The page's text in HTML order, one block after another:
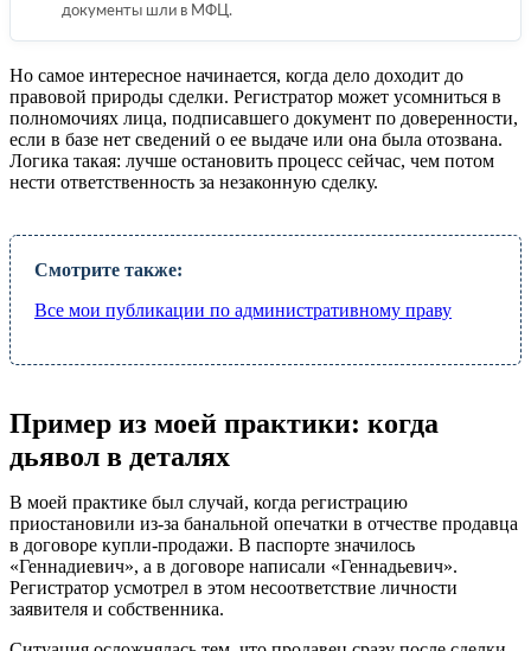
документы шли в МФЦ.
Но самое интересное начинается, когда дело доходит до
правовой природы сделки. Регистратор может усомниться в
полномочиях лица, подписавшего документ по доверенности,
если в базе нет сведений о ее выдаче или она была отозвана.
Логика такая: лучше остановить процесс сейчас, чем потом
нести ответственность за незаконную сделку.
Смотрите также:
Все мои публикации по административному праву
Пример из моей практики: когда
дьявол в деталях
В моей практике был случай, когда регистрацию
приостановили из-за банальной опечатки в отчестве продавца
в договоре купли-продажи. В паспорте значилось
«Геннадиевич», а в договоре написали «Геннадьевич».
Регистратор усмотрел в этом несоответствие личности
заявителя и собственника.